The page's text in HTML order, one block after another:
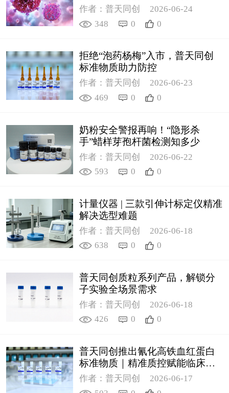
作者：普天同创
2026-06-24
348
0 0
拒绝“泡药杨梅”入市，普天同创
标准物质助力防控
作者：普天同创
2026-06-23
469
0 0
奶粉安全警报再响！“隐形杀
手”蜡样芽孢杆菌检测知多少
作者：普天同创
2026-06-22
593
0 0
计量仪器 | 三款引伸计标定仪精准
解决选型难题
作者：普天同创
2026-06-18
638
0 0
普天同创质粒系列产品，解锁分
子实验全场景需求
作者：普天同创
2026-06-18
426
0 0
普天同创推出氰化高铁血红蛋白
标准物质｜精准质控赋能临床检
测
作者：普天同创
2026-06-17